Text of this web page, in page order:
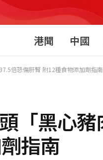
港聞 中國
倍恐傷肝腎 附12種食物添加劑指南
「黑心
指南